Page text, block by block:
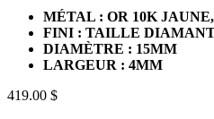
MÉTAL : OR 10K
FINI : TAILLE
DIAMÈTRE : 15MM
LARGEUR : 4MM
419.00 $